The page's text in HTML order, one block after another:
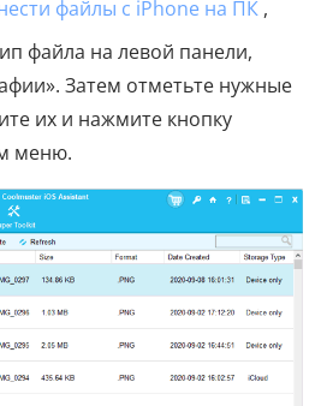
файлы с iPhone на ПК ,
файла на левой панели,
Затем отметьте нужные
их и нажмите кнопку
меню.